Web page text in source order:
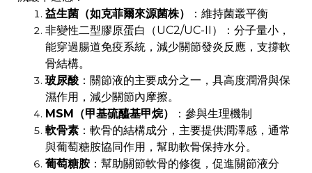
益生菌（如克菲爾來源菌株）
：維持菌叢平衡
非變性二型膠原蛋白（UC2/UC-II）：分子量小，
能穿過腸道免疫系統，減少關節發炎反應，支撐軟
骨結構。
玻尿酸 ：關節液的主要成分之一，具高度潤滑與保
濕作用，減少關節內摩擦。
MSM（甲基硫醯基甲烷）
：參與生理機制
軟骨素 ：軟骨的結構成分，主要提供潤澤感，通常
與葡萄糖胺協同作用，幫助軟骨保持水分。
葡萄糖胺 ：幫助關節軟骨的修復，促進關節液分